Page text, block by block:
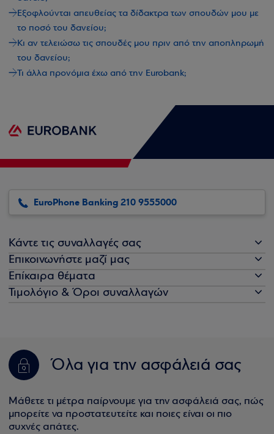
Εξοφλούνται απευθείας τα δίδακτρα των σπουδών μου με
το ποσό του δανείου;
Κι αν τελειώσω τις σπουδές μου πριν από την αποπληρωμή
του δανείου;
Τι άλλα προνόμια έχω από την Eurobank;
EuroPhone Banking 210 9555000
Κάντε τις συναλλαγές σας
Επικοινωνήστε μαζί μας
Επίκαιρα θέματα
Τιμολόγιο & Όροι συναλλαγών
Όλα για την ασφάλειά σας
Μάθετε τι μέτρα παίρνουμε για την ασφάλειά σας, πώς
μπορείτε να προστατευτείτε και ποιες είναι οι πιο
συχνές απάτες.